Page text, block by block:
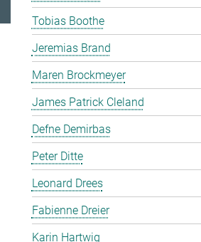
Tobias Boothe
Jeremias Brand
Maren Brockmeyer
James Patrick Cleland
Defne Demirbas
Peter Ditte
Leonard Drees
Fabienne Dreier
Karin Hartwig